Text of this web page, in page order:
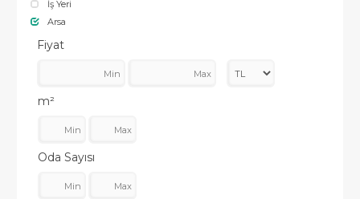
İş Yeri
Arsa
Fiyat
m²
Oda Sayısı